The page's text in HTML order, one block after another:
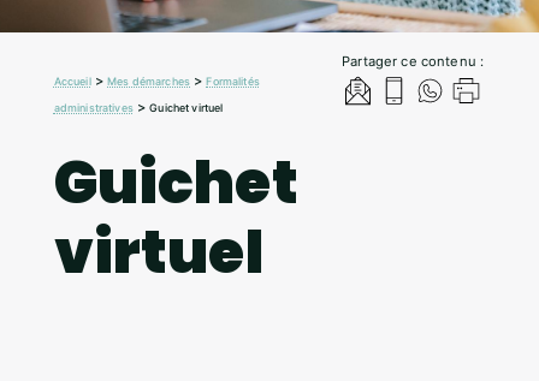
Partager ce contenu :
Accueil>Mes démarches >Formalités
administratives>Guichet virtuel
Guichet
virtuel